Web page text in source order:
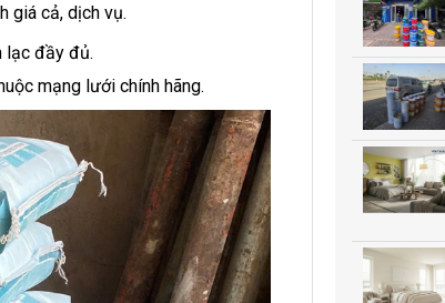
giá cả, dịch vụ.
lạc đầy đủ.
mạng lưới chính hãng.